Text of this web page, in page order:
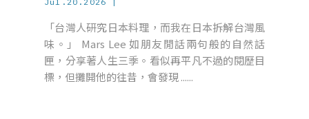
「台灣人研究日本料理，而我在日本拆解台灣風
味。」 Mars Lee 如朋友閒話兩句般的自然話
匣，分享著人生三季。看似再平凡不過的閱歷目
標，但攤開他的往昔，會發現 ......